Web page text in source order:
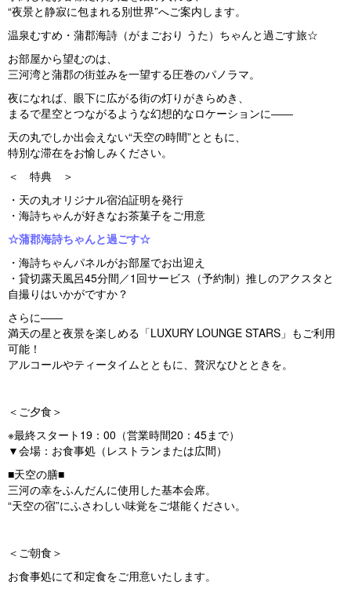
“夜景と静寂に包まれる別世界”へご案内します。
温泉むすめ・蒲郡海詩（がまごおり うた）ちゃんと過ごす旅☆
お部屋から望むのは、
三河湾と蒲郡の街並みを一望する圧巻のパノラマ。
夜になれば、眼下に広がる街の灯りがきらめき、
まるで星空とつながるような幻想的なロケーションに――
天の丸でしか出会えない“天空の時間”とともに、
特別な滞在をお愉しみください。
＜ 特典 ＞
・天の丸オリジナル宿泊証明を発行
・海詩ちゃんが好きなお茶菓子をご用意
☆蒲郡海詩ちゃんと過ごす☆
・海詩ちゃんパネルがお部屋でお出迎え
・貸切露天風呂45分間／1回サービス（予約制）推しのアクスタと
自撮りはいかがですか？
さらに――
満天の星と夜景を楽しめる「LUXURY LOUNGE STARS」もご利用
可能！
アルコールやティータイムとともに、贅沢なひとときを。
＜ご夕食＞
※最終スタート19：00（営業時間20：45まで）
▼会場：お食事処（レストランまたは広間）
■天空の膳■
三河の幸をふんだんに使用した基本会席。
“天空の宿”にふさわしい味覚をご堪能ください。
＜ご朝食＞
お食事処にて和定食をご用意いたします。